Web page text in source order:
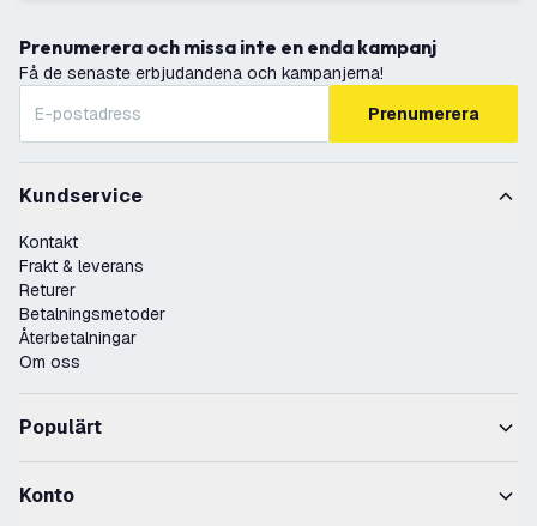
Prenumerera och missa inte en enda kampanj
Få de senaste erbjudandena och kampanjerna!
Prenumerera
Kundservice
Kontakt
Frakt & leverans
Returer
Betalningsmetoder
Återbetalningar
Om oss
Populärt
Konto